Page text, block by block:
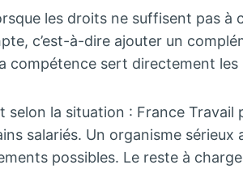
les droits ne suffisent pas
c’est-à-dire ajouter un
compétence sert directement les
selon la situation : France Travail
salariés. Un organisme
possibles. Le reste à